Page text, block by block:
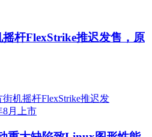
杆FlexStrike推迟发售，原